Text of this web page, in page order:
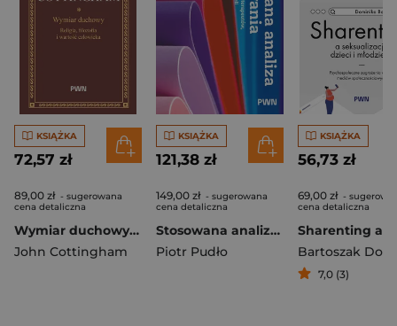
KSIĄŻKA
72,57 zł
89,00 zł - sugerowana
cena detaliczna
Wymiar duchowy. Religia, filozofia i wartość człowieka
John Cottingham
KSIĄŻKA
121,38 zł
149,00 zł - sugerowana
cena detaliczna
Stosowana analiza zachowania w pracy psychologów, terapeutów, pedagogów i nauczycieli
Piotr Pudło
KSIĄŻKA
56,73 zł
69,00 zł -
cena detaliczna
7,0 (3)